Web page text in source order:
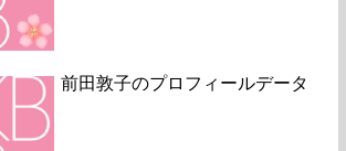
前田敦子のプロフィールデータ